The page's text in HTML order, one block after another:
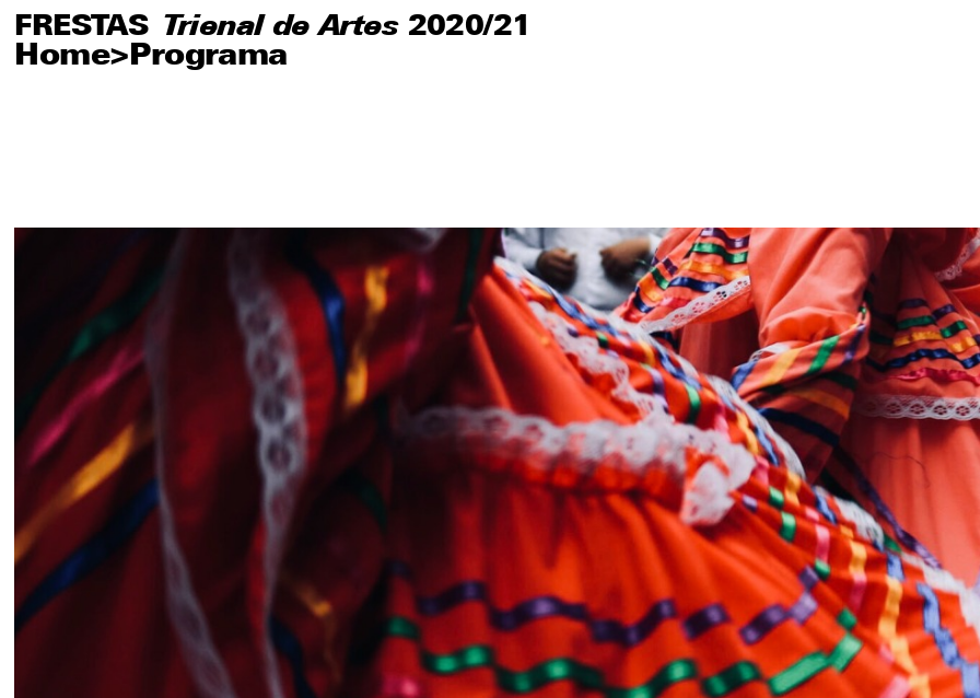
FRESTAS Trienal de Artes 2020/21
Home>Programa
FRESTAS Trienal de Artes 2020/21
Editorial
Educativo
Publicaciones
Visite
Imprensa
Redes sociales